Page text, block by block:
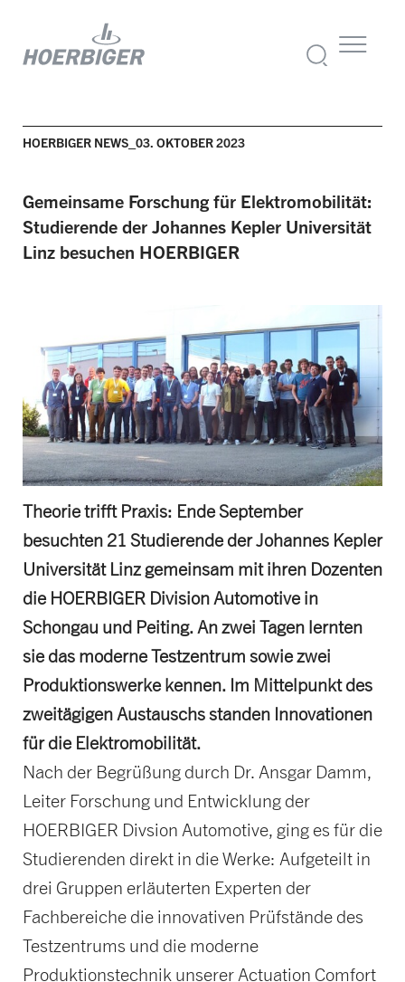
HOERBIGER NEWS_03. OKTOBER 2023
Gemeinsame Forschung für Elektromobilität:
Studierende der Johannes Kepler Universität
Linz besuchen HOERBIGER
Theorie trifft Praxis: Ende September
besuchten 21 Studierende der Johannes Kepler
Universität Linz gemeinsam mit ihren Dozenten
die HOERBIGER Division Automotive in
Schongau und Peiting. An zwei Tagen lernten
sie das moderne Testzentrum sowie zwei
Produktionswerke kennen. Im Mittelpunkt des
zweitägigen Austauschs standen Innovationen
für die Elektromobilität.
Nach der Begrüßung durch Dr. Ansgar Damm,
Leiter Forschung und Entwicklung der
HOERBIGER Divsion Automotive, ging es für die
Studierenden direkt in die Werke: Aufgeteilt in
drei Gruppen erläuterten Experten der
Fachbereiche die innovativen Prüfstände des
Testzentrums und die moderne
Produktionstechnik unserer Actuation Comfort